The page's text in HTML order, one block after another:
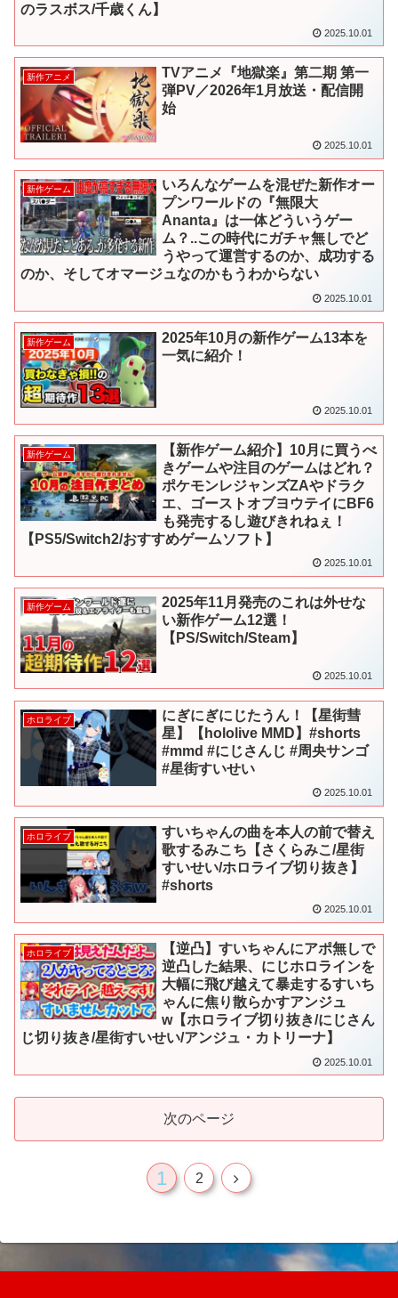
のラスボス/千歳くん】
2025.10.01
新作アニメ
TVアニメ『地獄楽』第二期 第一
弾PV／2026年1月放送・配信開
始
2025.10.01
新作ゲーム
いろんなゲームを混ぜた新作オー
プンワールドの『無限大
Ananta』は一体どういうゲー
ム？..この時代にガチャ無しでど
うやって運営するのか、成功する
のか、そしてオマージュなのかもうわからない
2025.10.01
新作ゲーム
2025年10月の新作ゲーム13本を
一気に紹介！
2025.10.01
新作ゲーム
【新作ゲーム紹介】10月に買うべ
きゲームや注目のゲームはどれ？
ポケモンレジャンズZAやドラク
エ、ゴーストオブヨウテイにBF6
も発売するし遊びきれねぇ！
【PS5/Switch2/おすすめゲームソフト】
2025.10.01
新作ゲーム
2025年11月発売のこれは外せな
い新作ゲーム12選！
【PS/Switch/Steam】
2025.10.01
ホロライブ
にぎにぎにじたうん！【星街彗
星】【hololive MMD】#shorts
#mmd #にじさんじ #周央サンゴ
#星街すいせい
2025.10.01
ホロライブ
すいちゃんの曲を本人の前で替え
歌するみこち【さくらみこ/星街
すいせい/ホロライブ切り抜き】
#shorts
2025.10.01
ホロライブ
【逆凸】すいちゃんにアポ無しで
逆凸した結果、にじホロラインを
大幅に飛び越えて暴走するすいち
ゃんに焦り散らかすアンジュ
w【ホロライブ切り抜き/にじさん
じ切り抜き/星街すいせい/アンジュ・カトリーナ】
2025.10.01
次のページ
1 2
次